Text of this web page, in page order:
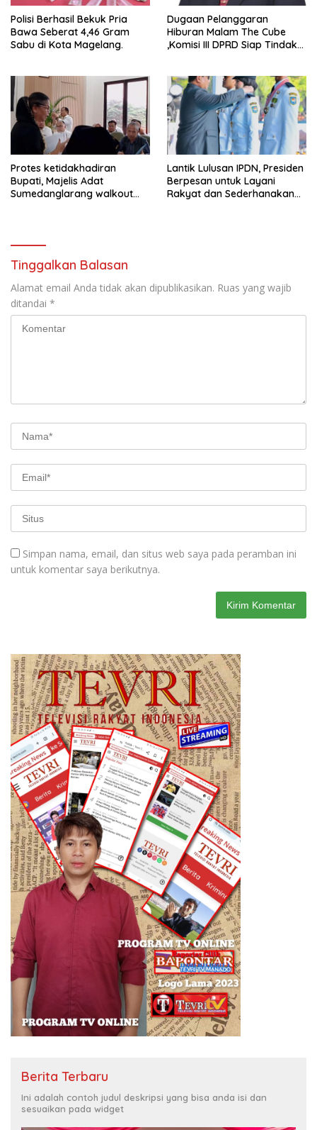
Polisi Berhasil Bekuk Pria
Bawa Seberat 4,46 Gram
Sabu di Kota Magelang.
Dugaan Pelanggaran
Hiburan Malam The Cube
,Komisi III DPRD Siap Tindak
Protes ketidakhadiran
Bupati, Majelis Adat
Sumedanglarang walkout
Lantik Lulusan IPDN, Presiden
Berpesan untuk Layani
Rakyat dan Sederhanakan
Tinggalkan Balasan
Alamat email Anda tidak akan dipublikasikan. Ruas yang wajib
ditandai *
Simpan nama, email, dan situs web saya pada peramban ini
untuk komentar saya berikutnya.
Berita Terbaru
Ini adalah contoh judul deskripsi yang bisa anda isi dan
sesuaikan pada widget